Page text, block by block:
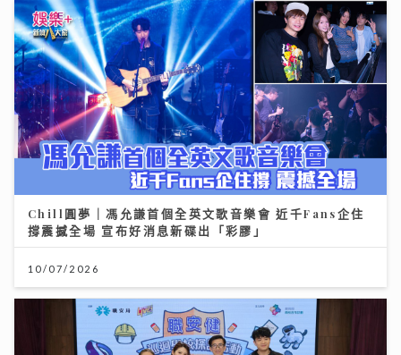
Chill圓夢｜馮允謙首個全英文歌音樂會 近千Fans企住
撐震撼全場 宣布好消息新碟出「彩膠」
10/07/2026